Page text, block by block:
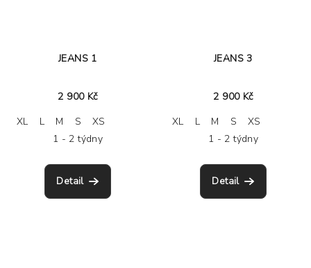
JEANS 1
2 900 Kč
XL
L M S
XS
1 - 2 týdny
Detail
JEANS 3
2 900 Kč
XL
L M S
XS
1 - 2 týdny
Detail